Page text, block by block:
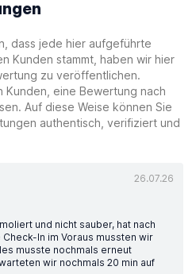
dass jede hier aufgeführte
Kunden stammt, haben wir hier
zu veröffentlichen.
eine Bewertung nach
Auf diese Weise können Sie
authentisch, verifiziert und
26.07.26
und nicht sauber, hat nach
In im Voraus mussten wir
musste nochmals erneut
wir nochmals 20 min auf